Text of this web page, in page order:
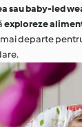
sau baby-led
exploreze
departe